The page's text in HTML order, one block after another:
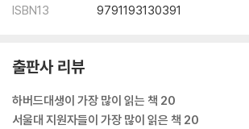
ISBN13 9791193130391
출판사 리뷰
하버드대생이 가장 많이 읽는 책 20
서울대 지원자들이 가장 많이 읽은 책 20